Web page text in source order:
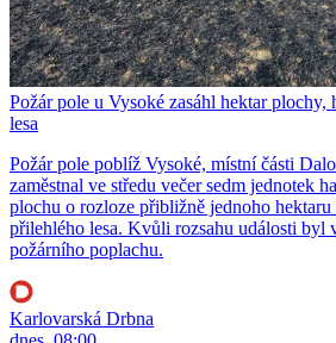
Požár pole u Vysoké zasáhl hektar plochy,
lesa
Požár pole poblíž Vysoké, místní části
zaměstnal ve středu večer sedm jednotek
plochu o rozloze přibližně jednoho
přilehlého lesa. Kvůli rozsahu události byl
požárního poplachu.
Karlovarská Drbna